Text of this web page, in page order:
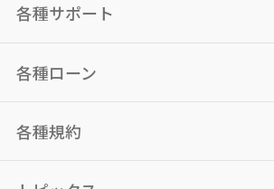
各種サポート
各種ローン
各種規約